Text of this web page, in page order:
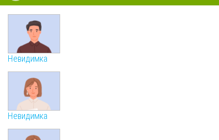
Невидимка
Невидимка